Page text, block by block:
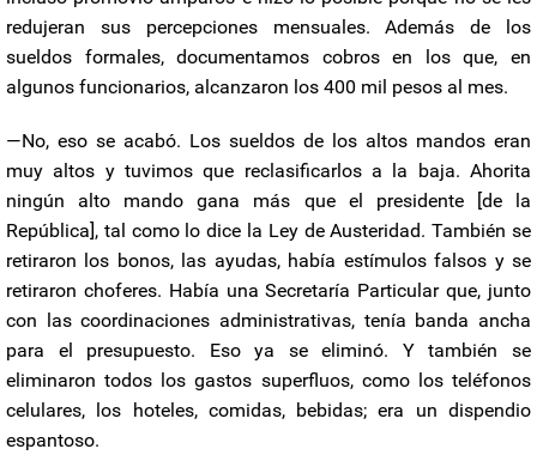
redujeran sus percepciones mensuales. Además de los
sueldos formales, documentamos cobros en los que, en
algunos funcionarios, alcanzaron los 400 mil pesos al mes.
—No, eso se acabó. Los sueldos de los altos mandos eran
muy altos y tuvimos que reclasificarlos a la baja. Ahorita
ningún alto mando gana más que el presidente [de la
República], tal como lo dice la Ley de Austeridad. También se
retiraron los bonos, las ayudas, había estímulos falsos y se
retiraron choferes. Había una Secretaría Particular que, junto
con las coordinaciones administrativas, tenía banda ancha
para el presupuesto. Eso ya se eliminó. Y también se
eliminaron todos los gastos superfluos, como los teléfonos
celulares, los hoteles, comidas, bebidas; era un dispendio
espantoso.